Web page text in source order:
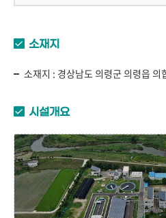
소재지
소재지 : 경상남도 의령군 의령읍
시설개요